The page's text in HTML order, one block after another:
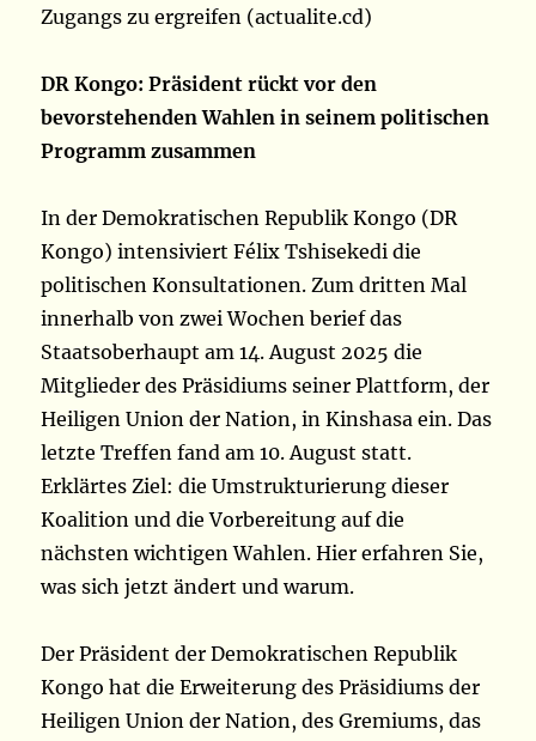
Zugangs zu ergreifen (actualite.cd)
DR Kongo: Präsident rückt vor den
bevorstehenden Wahlen in seinem politischen
Programm zusammen
In der Demokratischen Republik Kongo (DR
Kongo) intensiviert Félix Tshisekedi die
politischen Konsultationen. Zum dritten Mal
innerhalb von zwei Wochen berief das
Staatsoberhaupt am 14. August 2025 die
Mitglieder des Präsidiums seiner Plattform, der
Heiligen Union der Nation, in Kinshasa ein. Das
letzte Treffen fand am 10. August statt.
Erklärtes Ziel: die Umstrukturierung dieser
Koalition und die Vorbereitung auf die
nächsten wichtigen Wahlen. Hier erfahren Sie,
was sich jetzt ändert und warum.
Der Präsident der Demokratischen Republik
Kongo hat die Erweiterung des Präsidiums der
Heiligen Union der Nation, des Gremiums, das